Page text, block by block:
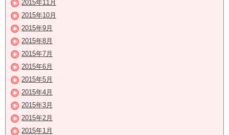
2015年11月
2015年10月
2015年9月
2015年8月
2015年7月
2015年6月
2015年5月
2015年4月
2015年3月
2015年2月
2015年1月